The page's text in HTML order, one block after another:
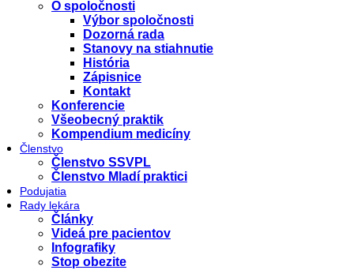
O spoločnosti
Výbor spoločnosti
Dozorná rada
Stanovy na stiahnutie
História
Zápisnice
Kontakt
Konferencie
Všeobecný praktik
Kompendium medicíny
Členstvo
Členstvo SSVPL
Členstvo Mladí praktici
Podujatia
Rady lekára
Články
Videá pre pacientov
Infografiky
Stop obezite